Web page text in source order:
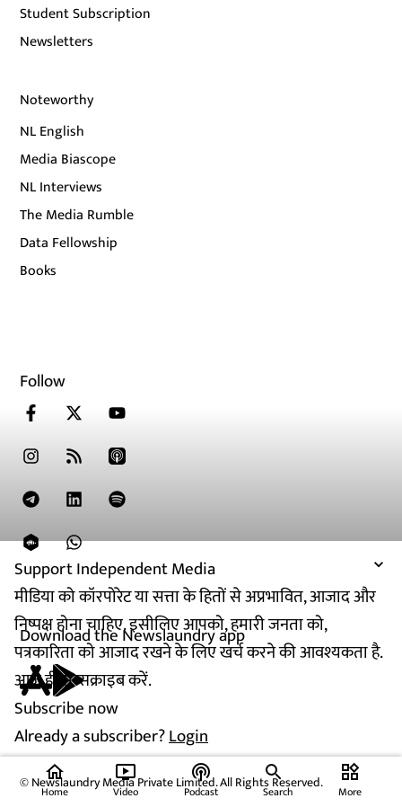
Support Independent Media
मीडिया को कॉरपोरेट या सत्ता के हितों से अप्रभावित, आजाद और
निष्पक्ष होना चाहिए. इसीलिए आपको, हमारी जनता को,
पत्रकारिता को आजाद रखने के लिए खर्च करने की आवश्यकता है.
आज ही सब्सक्राइब करें.
Subscribe now
Already a subscriber?Login
Student Subscription
Newsletters
Noteworthy
NL English
Media Biascope
NL Interviews
The Media Rumble
Data Fellowship
Books
Follow
Download the Newslaundry app
© Newslaundry Media Private Limited. All Rights Reserved.
home
Home
ondemand_video
Video
podcasts
Podcast Search
widgets
More